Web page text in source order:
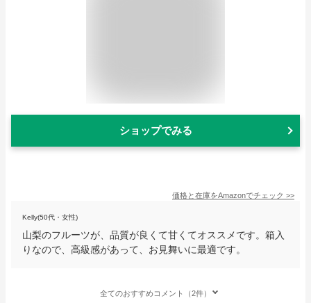
ショップでみる
価格と在庫をAmazonでチェック >>
Kelly(50代・女性)
山梨のフルーツが、品質が良くて甘くてオススメです。箱入
りなので、高級感があって、お見舞いに最適です。
全てのおすすめコメント（2件）